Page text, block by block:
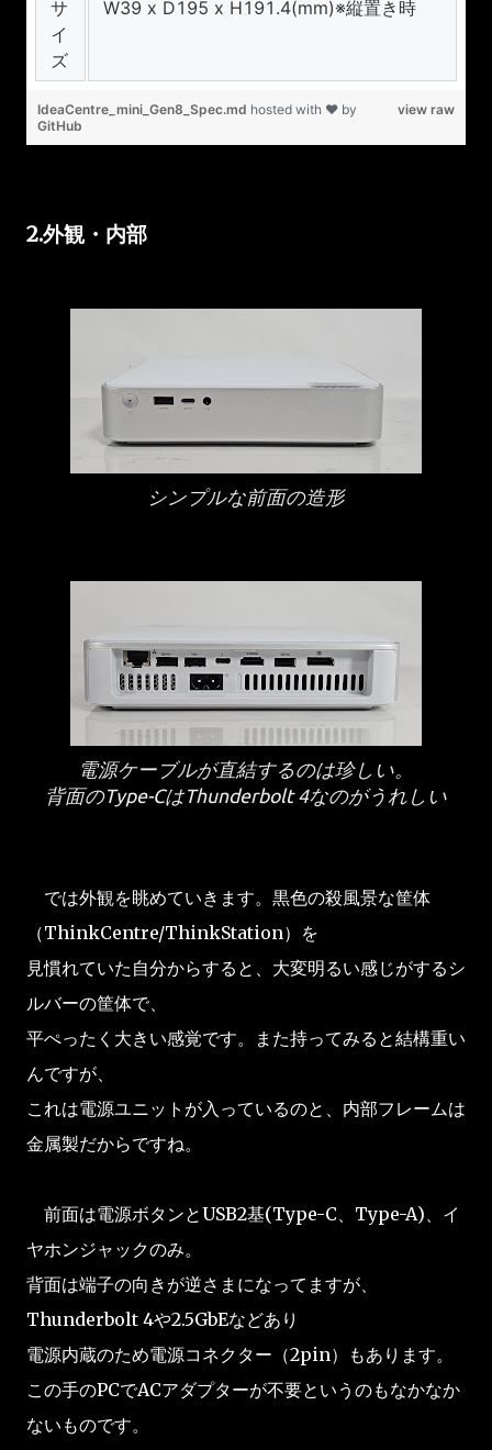
サ
イ
ズ
W39 x D195 x H191.4(mm)※縦置き時
view raw
IdeaCentre_mini_Gen8_Spec.md hosted with ❤ by
GitHub
2.外観・内部
シンプルな前面の造形
電源ケーブルが直結するのは珍しい。
背面のType-CはThunderbolt 4なのがうれしい
では外観を眺めていきます。黒色の殺風景な筐体
（ThinkCentre/ThinkStation）を
見慣れていた自分からすると、大変明るい感じがするシ
ルバーの筐体で、
平ぺったく大きい感覚です。また持ってみると結構重い
んですが、
これは電源ユニットが入っているのと、内部フレームは
金属製だからですね。
前面は電源ボタンとUSB2基(Type-C、Type-A)、イ
ヤホンジャックのみ。
背面は端子の向きが逆さまになってますが、
Thunderbolt 4や2.5GbEなどあり
電源内蔵のため電源コネクター（2pin）もあります。
この手のPCでACアダプターが不要というのもなかなか
ないものです。